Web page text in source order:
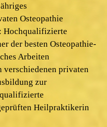
Osteopathie
Hochqualifizierte
der besten Osteopathie-
Arbeiten
verschiedenen privaten
zur
Heilpraktikerin